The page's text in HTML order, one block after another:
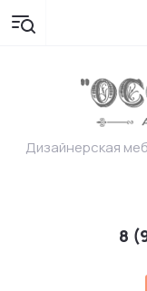
Дизайнерская
8